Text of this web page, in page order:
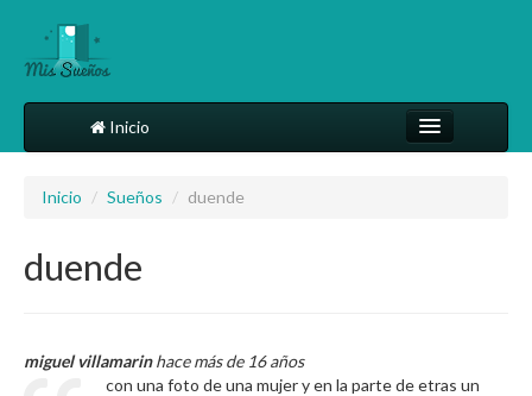
Inicio
Más
Inicio / Sueños / duende
duende
miguel villamarinhace más de 16 años
con una foto de una mujer y en la parte de etras un